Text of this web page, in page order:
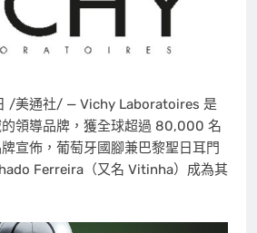
/美通社/ — Vichy Laboratoires 是
領導品牌，獲全球超過 80,000 名
宣佈，葡萄牙國腳兼巴黎聖日耳門
Ferreira（又名 Vitinha）成為其